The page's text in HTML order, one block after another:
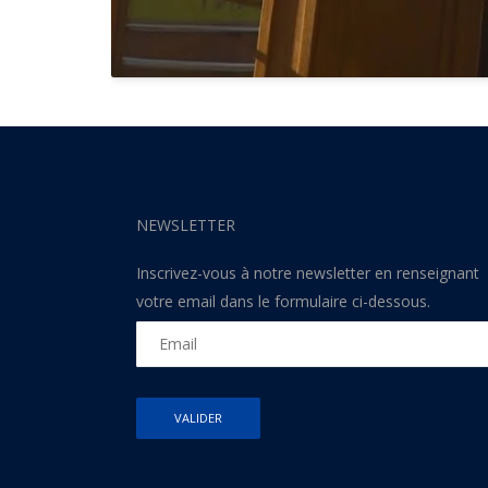
NEWSLETTER
Inscrivez-vous à notre newsletter en renseignant
votre email dans le formulaire ci-dessous.